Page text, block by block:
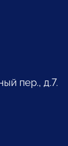
пер., д.7.